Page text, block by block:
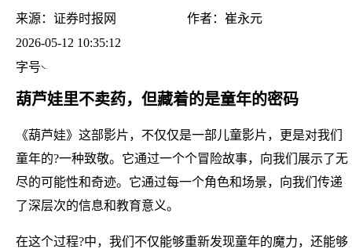
来源： 证券时报网 作者： 崔永元
2026-05-12 10:35:12
字号
葫芦娃里不卖药，但藏着的是童年的密码
《葫芦娃》这部影片，不仅仅是一部儿童影片，更是对我们
童年的?一种致敬。它通过一个个冒险故事，向我们展示了无
尽的可能性和奇迹。它通过每一个角色和场景，向我们传递
了深层次的信息和教育意义。
在这个过程?中，我们不仅能够重新发现童年的魔力，还能够